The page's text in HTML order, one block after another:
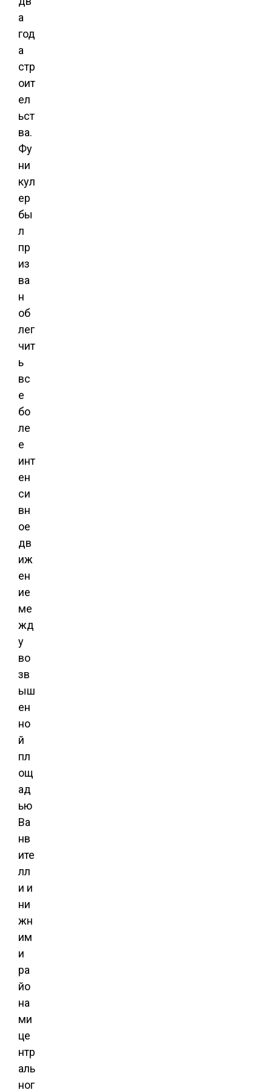
а
год
а
стр
оит
ел
ьст
ва.
Фу
ни
кул
ер
бы
л
пр
из
ва
н
об
лег
чит
ь
вс
е
бо
ле
е
инт
ен
си
вн
ое
дв
иж
ен
ие
ме
жд
у
во
зв
ыш
ен
но
й
пл
ощ
ад
ью
Ва
нв
ите
лл
и и
ни
жн
им
и
ра
йо
на
ми
це
нтр
аль
ног